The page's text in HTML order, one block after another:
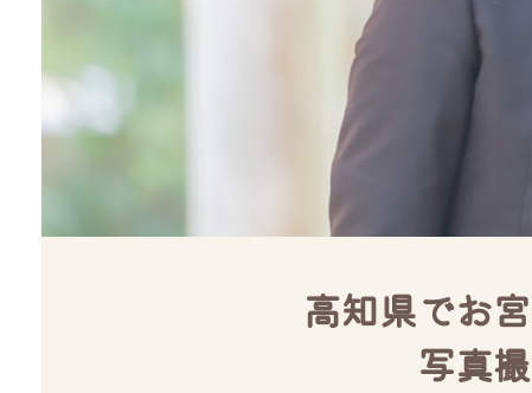
高知県でお
写真